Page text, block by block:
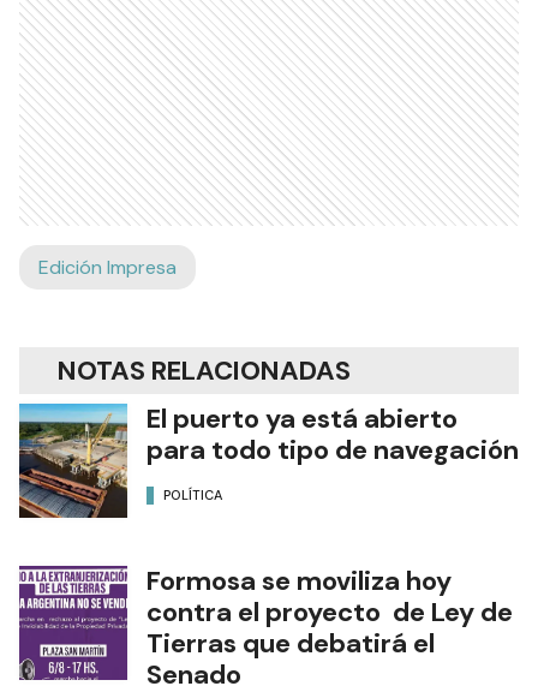
Edición Impresa
NOTAS RELACIONADAS
El puerto ya está abierto
para todo tipo de navegación
POLÍTICA
Formosa se moviliza hoy
contra el proyecto de Ley de
Tierras que debatirá el
Senado